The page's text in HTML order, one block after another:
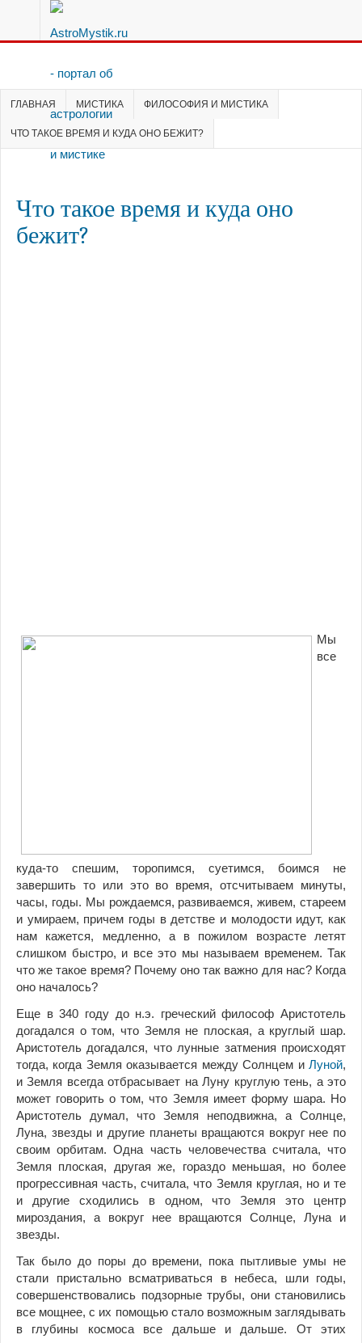
ГЛАВНАЯ МИСТИКА ФИЛОСОФИЯ И МИСТИКА
ЧТО ТАКОЕ ВРЕМЯ И КУДА ОНО БЕЖИТ?
Что такое время и куда оно
бежит?
Мы
все
куда-то спешим, торопимся, суетимся, боимся не
завершить то или это во время, отсчитываем минуты,
часы, годы. Мы рождаемся, развиваемся, живем, стареем
и умираем, причем годы в детстве и молодости идут, как
нам кажется, медленно, а в пожилом возрасте летят
слишком быстро, и все это мы называем временем. Так
что же такое время? Почему оно так важно для нас? Когда
оно началось?
Еще в 340 году до н.э. греческий философ Аристотель
догадался о том, что Земля не плоская, а круглый шар.
Аристотель догадался, что лунные затмения происходят
тогда, когда Земля оказывается между Солнцем и Луной,
и Земля всегда отбрасывает на Луну круглую тень, а это
может говорить о том, что Земля имеет форму шара. Но
Аристотель думал, что Земля неподвижна, а Солнце,
Луна, звезды и другие планеты вращаются вокруг нее по
своим орбитам. Одна часть человечества считала, что
Земля плоская, другая же, гораздо меньшая, но более
прогрессивная часть, считала, что Земля круглая, но и те
и другие сходились в одном, что Земля это центр
мироздания, а вокруг нее вращаются Солнце, Луна и
звезды.
Так было до поры до времени, пока пытливые умы не
стали пристально всматриваться в небеса, шли годы,
совершенствовались подзорные трубы, они становились
все мощнее, с их помощью стало возможным заглядывать
в глубины космоса все дальше и дальше. От этих